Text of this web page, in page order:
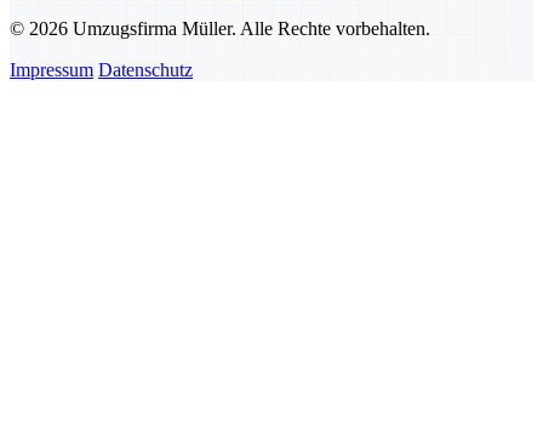
© 2026 Umzugsfirma Müller. Alle Rechte vorbehalten.
Impressum Datenschutz